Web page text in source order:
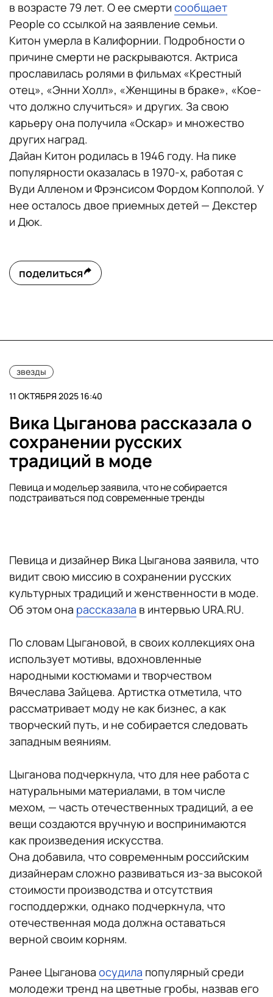
в возрасте 79 лет. О ее смерти сообщает
People со ссылкой на заявление семьи.
Китон умерла в Калифорнии. Подробности о
причине смерти не раскрываются. Актриса
прославилась ролями в фильмах «Крестный
отец», «Энни Холл», «Женщины в браке», «Кое-
что должно случиться» и других. За свою
карьеру она получила «Оскар» и множество
других наград.
Дайан Китон родилась в 1946 году. На пике
популярности оказалась в 1970-х, работая с
Вуди Алленом и Фрэнсисом Фордом Копполой. У
нее осталось двое приемных детей — Декстер
и Дюк.
поделиться
звезды
11 ОКТЯБРЯ 2025 16:40
Вика Цыганова рассказала о
сохранении русских
традиций в моде
Певица и модельер заявила, что не собирается
подстраиваться под современные тренды
Певица и дизайнер Вика Цыганова заявила, что
видит свою миссию в сохранении русских
культурных традиций и женственности в моде.
Об этом она рассказала в интервью URA.RU.
По словам Цыгановой, в своих коллекциях она
использует мотивы, вдохновленные
народными костюмами и творчеством
Вячеслава Зайцева. Артистка отметила, что
рассматривает моду не как бизнес, а как
творческий путь, и не собирается следовать
западным веяниям.
Цыганова подчеркнула, что для нее работа с
натуральными материалами, в том числе
мехом, — часть отечественных традиций, а ее
вещи создаются вручную и воспринимаются
как произведения искусства.
Она добавила, что современным российским
дизайнерам сложно развиваться из-за высокой
стоимости производства и отсутствия
господдержки, однако подчеркнула, что
отечественная мода должна оставаться
верной своим корням.
Ранее Цыганова осудила популярный среди
молодежи тренд на цветные гробы, назвав его